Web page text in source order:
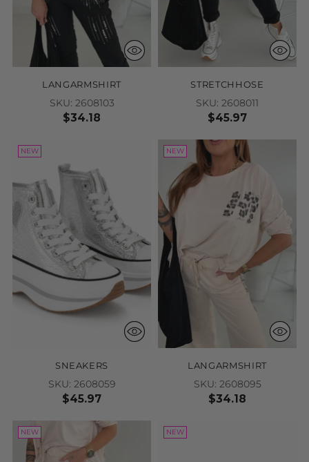
LANGARMSHIRT
SKU: 2608103
$34.18
STRETCHHOSE
SKU: 2608011
$45.97
NEW
SNEAKERS
SKU: 2608059
$45.97
NEW
LANGARMSHIRT
SKU: 2608095
$34.18
NEW NEW